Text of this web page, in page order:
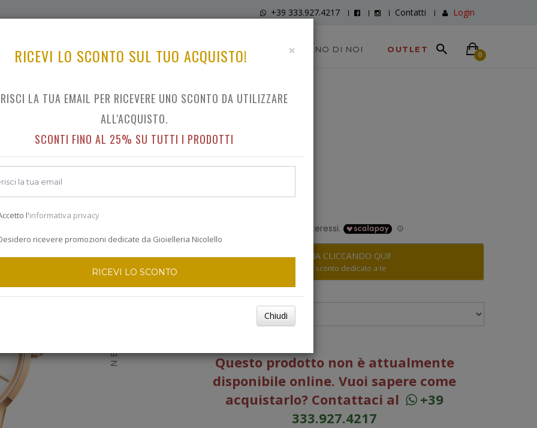
+39 333.927.4217 Contatti Login
DICONO DI NOI OUTLET
0
DANIEL WELLINGTON ICONIC LINK
NEXT
€ 209.00
RISPARMIA CLICCANDO QUI!
Scopri lo sconto dedicato a te
TAGLIA DEL CINTURINO
Questo prodotto non è attualmente
disponibile online. Vuoi sapere come
acquistarlo? Contattaci al
+39
333.927.4217
×
RICEVI LO SCONTO SUL TUO ACQUISTO!
LA TUA EMAIL PER RICEVERE UNO SCONTO DA UTILIZZARE
ALL'ACQUISTO.
SCONTI FINO AL 25% SU TUTTI I PRODOTTI
l'informativa privacy
ricevere promozioni dedicate da Gioielleria Nicolello
RICEVI LO SCONTO
Chiudi